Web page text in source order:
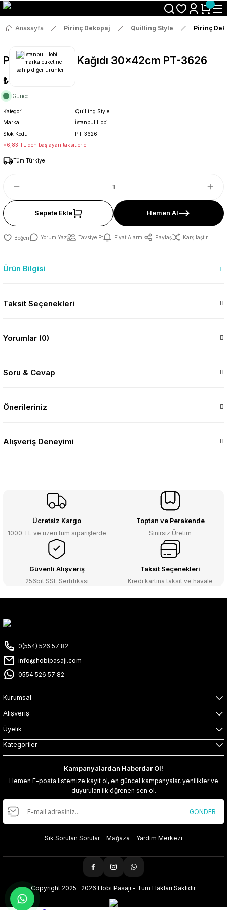
Size Özel "HG10" Koduyla Sepette Hemen %10 İndirimi Kaçırma
Anasayfa Pirinç Dekopaj Quilling Style Pirinç
Pirinç Dekopaj Kağıdı 30x42cm PT-3626
₺36
Güncel
Kategori
Quilling Style
Marka
İstanbul Hobi
Stok Kodu
PT-3626
*6,83 TL den başlayan taksitlerle!
Tüm Türkiye
Sepete Ekle Hemen Al
Yorum Yaz Tavsiye Et Fiyat Alarmı Paylaş Karşılaştır
Ürün Bilgisi
Taksit Seçenekleri
Yorumlar (0)
Soru & Cevap
Önerileriniz
Alışveriş Deneyimi
Ücretsiz Kargo
1000 TL ve üzeri tüm siparişlerde
Toptan ve Perakende
Sınırsız Üretim
Güvenli Alışveriş
256bit SSL Sertifikası
Taksit Seçenekleri
Kredi kartına taksit ve havale
0(554) 526 57 82
info@hobipasaji.com
0554 526 57 82
Kurumsal
Alışveriş
Üyelik
Kategoriler
Kampanyalardan Haberdar Ol!
Hemen E-posta listemize kayıt ol, en güncel kampanyalar, yenilikler ve
duyuruları ilk öğrenen sen ol.
GÖNDER
Sık Sorulan Sorular Mağaza Yardım Merkezi
Copyright 2025 -2026 Hobi Pasajı - Tüm Hakları Saklıdır.